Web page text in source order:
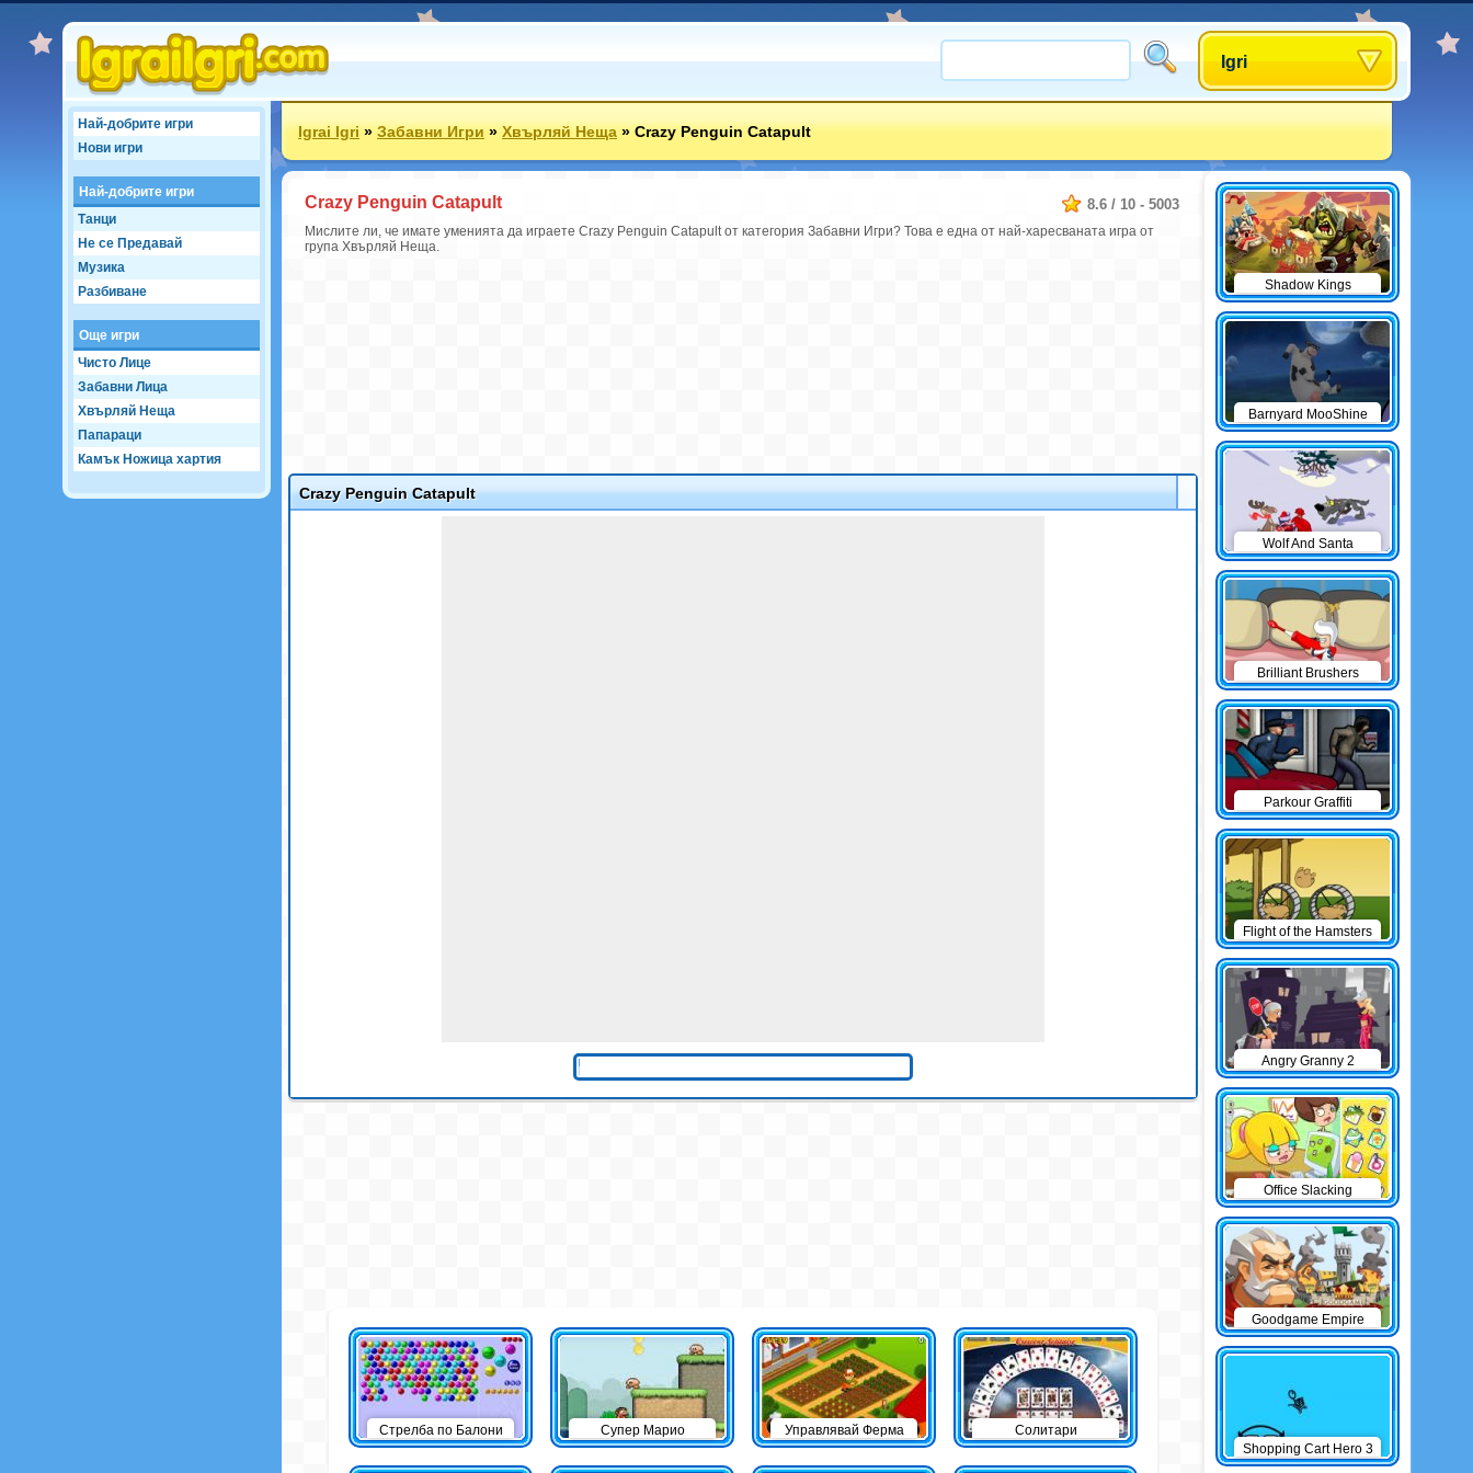
Igri
Най-добрите игри
Нови игри
Най-добрите игри
Танци
Не се Предавай
Музика
Разбиване
Още игри
Чисто Лице
Забавни Лица
Хвърляй Неща
Папараци
Камък Ножица хартия
Igrai Igri»Забавни Игри»Хвърляй Неща»Crazy Penguin Catapult
8.6 / 10 - 5003
Crazy Penguin Catapult
Мислите ли, че имате уменията да играете Crazy Penguin Catapult от категория Забавни Игри? Това е една от най-харесваната игра от
група Хвърляй Неща.
Crazy Penguin Catapult
Стрелба по Балони Супер Марио Управлявай Ферма Солитари
Shadow Kings
Barnyard MooShine
Wolf And Santa
Brilliant Brushers
Parkour Graffiti
Flight of the Hamsters
Angry Granny 2
Office Slacking
Goodgame Empire
Shopping Cart Hero 3